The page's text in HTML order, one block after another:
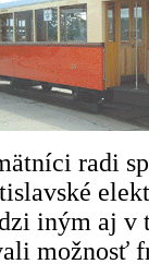
radi
iným aj v
možnosť